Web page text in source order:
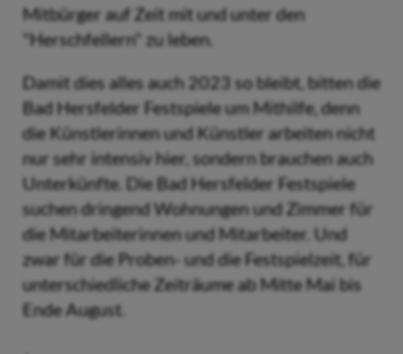
Mitbürger auf Zeit mit und unter den
"Herschfellern" zu leben.
Damit dies alles auch 2023 so bleibt, bitten die
Bad Hersfelder Festspiele um Mithilfe, denn
die Künstlerinnen und Künstler arbeiten nicht
nur sehr intensiv hier, sondern brauchen auch
Unterkünfte. Die Bad Hersfelder Festspiele
suchen dringend Wohnungen und Zimmer für
die Mitarbeiterinnen und Mitarbeiter. Und
zwar für die Proben- und die Festspielzeit, für
unterschiedliche Zeiträume ab Mitte Mai bis
Ende August.